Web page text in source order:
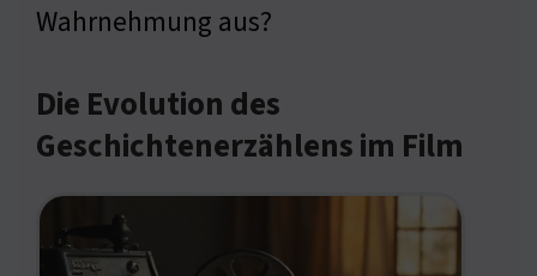
Wahrnehmung aus?
Die Evolution des
Geschichtenerzählens im Film